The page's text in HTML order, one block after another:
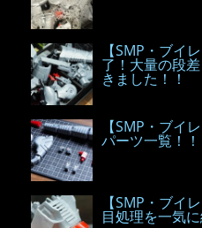
【SMP・ブイ
了！大量の段
きました！！
【SMP・ブイ
パーツ一覧！！
【SMP・ブイ
目処理を一気